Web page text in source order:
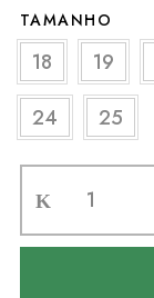
TAMANHO
18 19
24
25